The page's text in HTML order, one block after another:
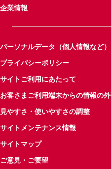
企業情報
パーソナルデータ（個人情報など
プライバシーポリシー
サイトご利用にあたって
お客さまご利用端末からの情報の
見やすさ・使いやすさの調整
サイトメンテナンス情報
サイトマップ
ご意見・ご要望